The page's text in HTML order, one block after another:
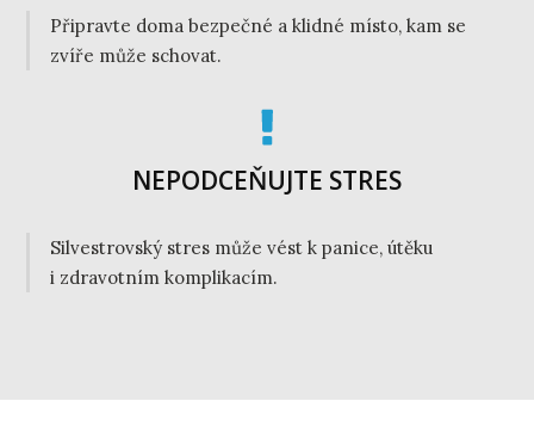
Připravte doma bezpečné a klidné místo, kam se
zvíře může schovat.
NEPODCEŇUJTE STRES
Silvestrovský stres může vést k panice, útěku
i zdravotním komplikacím.